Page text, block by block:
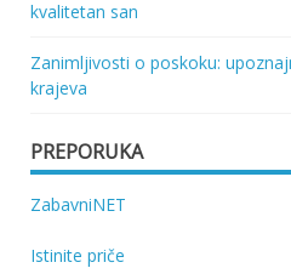
kvalitetan san
Zanimljivosti o poskoku:
krajeva
PREPORUKA
ZabavniNET
Istinite priče